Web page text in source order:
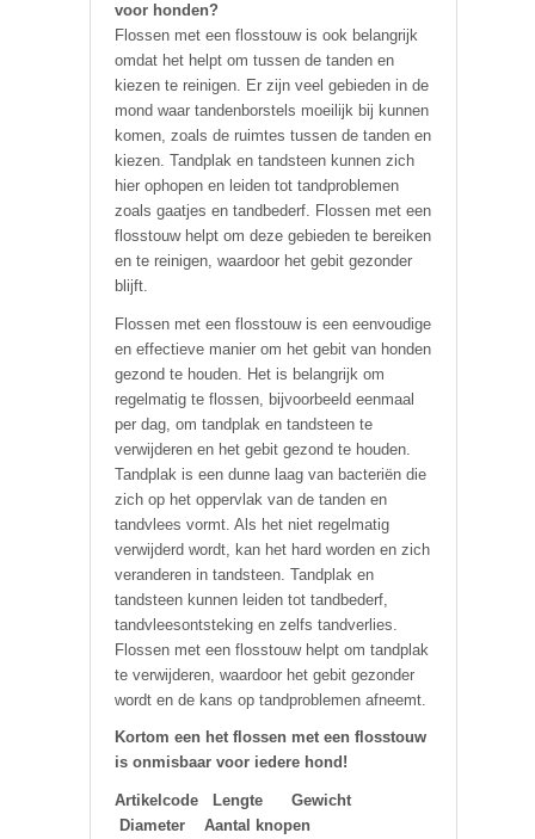
voor honden?
Flossen met een flosstouw is ook belangrijk
omdat het helpt om tussen de tanden en
kiezen te reinigen. Er zijn veel gebieden in de
mond waar tandenborstels moeilijk bij kunnen
komen, zoals de ruimtes tussen de tanden en
kiezen. Tandplak en tandsteen kunnen zich
hier ophopen en leiden tot tandproblemen
zoals gaatjes en tandbederf. Flossen met een
flosstouw helpt om deze gebieden te bereiken
en te reinigen, waardoor het gebit gezonder
blijft.
Flossen met een flosstouw is een eenvoudige
en effectieve manier om het gebit van honden
gezond te houden. Het is belangrijk om
regelmatig te flossen, bijvoorbeeld eenmaal
per dag, om tandplak en tandsteen te
verwijderen en het gebit gezond te houden.
Tandplak is een dunne laag van bacteriën die
zich op het oppervlak van de tanden en
tandvlees vormt. Als het niet regelmatig
verwijderd wordt, kan het hard worden en zich
veranderen in tandsteen. Tandplak en
tandsteen kunnen leiden tot tandbederf,
tandvleesontsteking en zelfs tandverlies.
Flossen met een flosstouw helpt om tandplak
te verwijderen, waardoor het gebit gezonder
wordt en de kans op tandproblemen afneemt.
Kortom een het flossen met een flosstouw
is onmisbaar voor iedere hond!
Artikelcode Lengte Gewicht
Diameter Aantal knopen